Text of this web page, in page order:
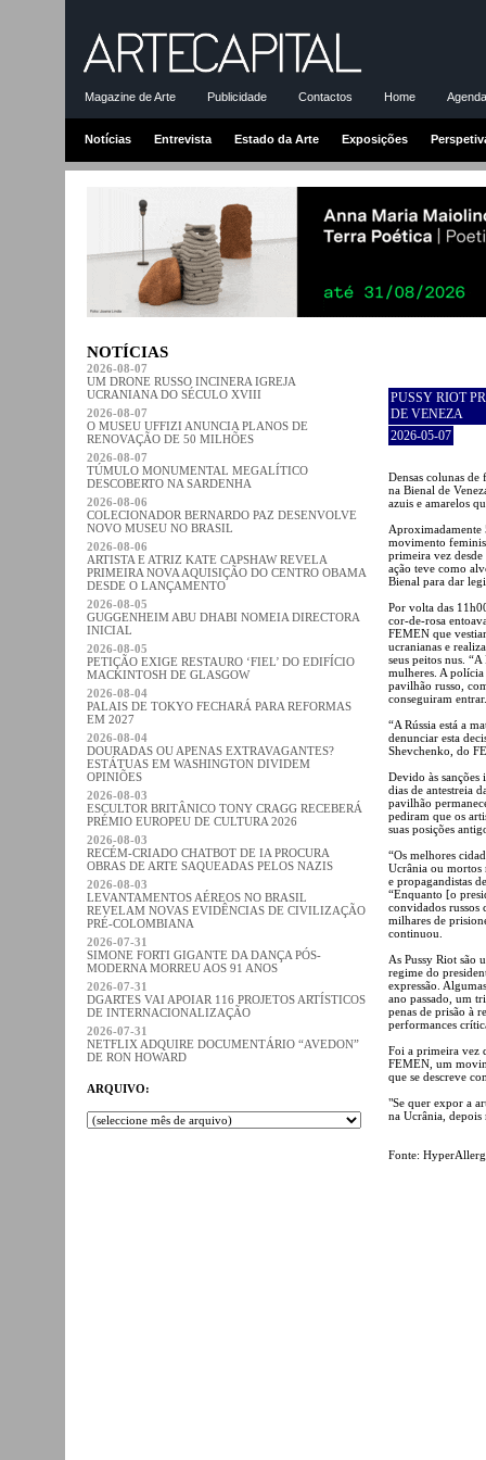
Magazine de Arte Publicidade Contactos Home
Notícias Entrevista Estado da Arte Exposições
NOTÍCIAS
2026-08-07
UM DRONE RUSSO INCINERA IGREJA
UCRANIANA DO SÉCULO XVIII
2026-08-07
O MUSEU UFFIZI ANUNCIA PLANOS DE
RENOVAÇÃO DE 50 MILHÕES
2026-08-07
TÚMULO MONUMENTAL MEGALÍTICO
DESCOBERTO NA SARDENHA
2026-08-06
COLECIONADOR BERNARDO PAZ DESENVOLVE
NOVO MUSEU NO BRASIL
2026-08-06
ARTISTA E ATRIZ KATE CAPSHAW REVELA
PRIMEIRA NOVA AQUISIÇÃO DO CENTRO OBAMA
DESDE O LANÇAMENTO
2026-08-05
GUGGENHEIM ABU DHABI NOMEIA DIRECTORA
INICIAL
2026-08-05
PETIÇÃO EXIGE RESTAURO ‘FIEL’ DO EDIFÍCIO
MACKINTOSH DE GLASGOW
2026-08-04
PALAIS DE TOKYO FECHARÁ PARA REFORMAS
EM 2027
2026-08-04
DOURADAS OU APENAS EXTRAVAGANTES?
ESTÁTUAS EM WASHINGTON DIVIDEM
OPINIÕES
2026-08-03
ESCULTOR BRITÂNICO TONY CRAGG RECEBERÁ
PRÉMIO EUROPEU DE CULTURA 2026
2026-08-03
RECÉM-CRIADO CHATBOT DE IA PROCURA
OBRAS DE ARTE SAQUEADAS PELOS NAZIS
2026-08-03
LEVANTAMENTOS AÉREOS NO BRASIL
REVELAM NOVAS EVIDÊNCIAS DE CIVILIZAÇÃO
PRÉ-COLOMBIANA
2026-07-31
SIMONE FORTI GIGANTE DA DANÇA PÓS-
MODERNA MORREU AOS 91 ANOS
2026-07-31
DGARTES VAI APOIAR 116 PROJETOS ARTÍSTICOS
DE INTERNACIONALIZAÇÃO
2026-07-31
NETFLIX ADQUIRE DOCUMENTÁRIO “AVEDON”
DE RON HOWARD
ARQUIVO:
PUSSY RIOT
DE VENEZA
2026-05-07
Densas colunas
na Bienal de
azuis e amarelos
Aproximadamente
movimento
primeira vez
ação teve como
Bienal para dar
Por volta das
cor-de-rosa
FEMEN que
ucranianas e
seus peitos nus.
mulheres. A
pavilhão russo,
conseguiram entrar.
“A Rússia está a
denunciar esta
Shevchenko, do
Devido às sanções
dias de antestreia
pavilhão
pediram que os
suas posições
“Os melhores
Ucrânia ou mortos
e propagandistas
“Enquanto [o
convidados russos
milhares de
continuou.
As Pussy Riot são
regime do
expressão.
ano passado, um
penas de prisão à
performances
Foi a primeira vez
FEMEN, um
que se descreve
"Se quer expor a
na Ucrânia, depois
Fonte: